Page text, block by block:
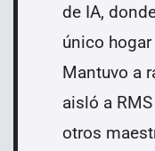
de IA,
único
Mantuvo a
aisló a
otros